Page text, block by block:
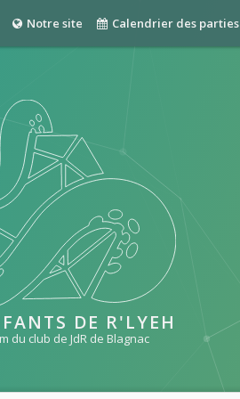
Notre site Calendrier des parties
DE R'LYEH
du club de JdR de Blagnac